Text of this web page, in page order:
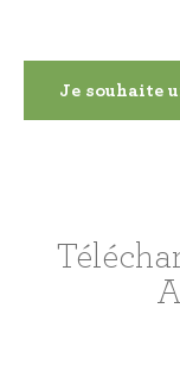
Je souhaite